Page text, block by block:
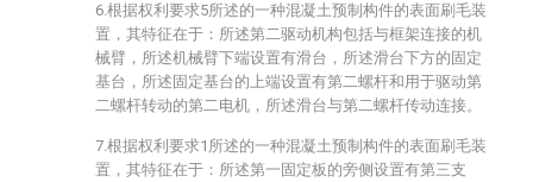
6.根据权利要求5所述的一种混凝土预制构件的表面刷毛装
置，其特征在于：所述第二驱动机构包括与框架连接的机
械臂，所述机械臂下端设置有滑台，所述滑台下方的固定
基台，所述固定基台的上端设置有第二螺杆和用于驱动第
二螺杆转动的第二电机，所述滑台与第二螺杆传动连接。
7.根据权利要求1所述的一种混凝土预制构件的表面刷毛装
置，其特征在于：所述第一固定板的旁侧设置有第三支